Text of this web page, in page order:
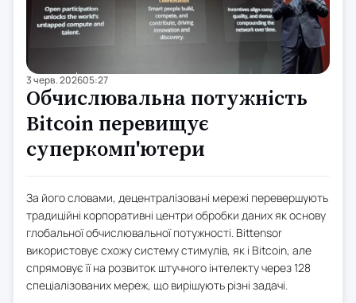
3 черв. 202605:27
Обчислювальна потужність
Bitcoin перевищує
суперкомп'ютери
За його словами, децентралізовані мережі перевершують
традиційні корпоративні центри обробки даних як основу
глобальної обчислювальної потужності. Bittensor
використовує схожу систему стимулів, як і Bitcoin, але
спрямовує її на розвиток штучного інтелекту через 128
спеціалізованих мереж, що вирішують різні задачі.